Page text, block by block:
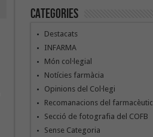
Categories
Destacats
INFARMA
Món col·legial
Notícies farmàcia
Opinions del Col·legi
Recomanacions del farmacèutic
Secció de fotografia del COFB
Sense Categoria